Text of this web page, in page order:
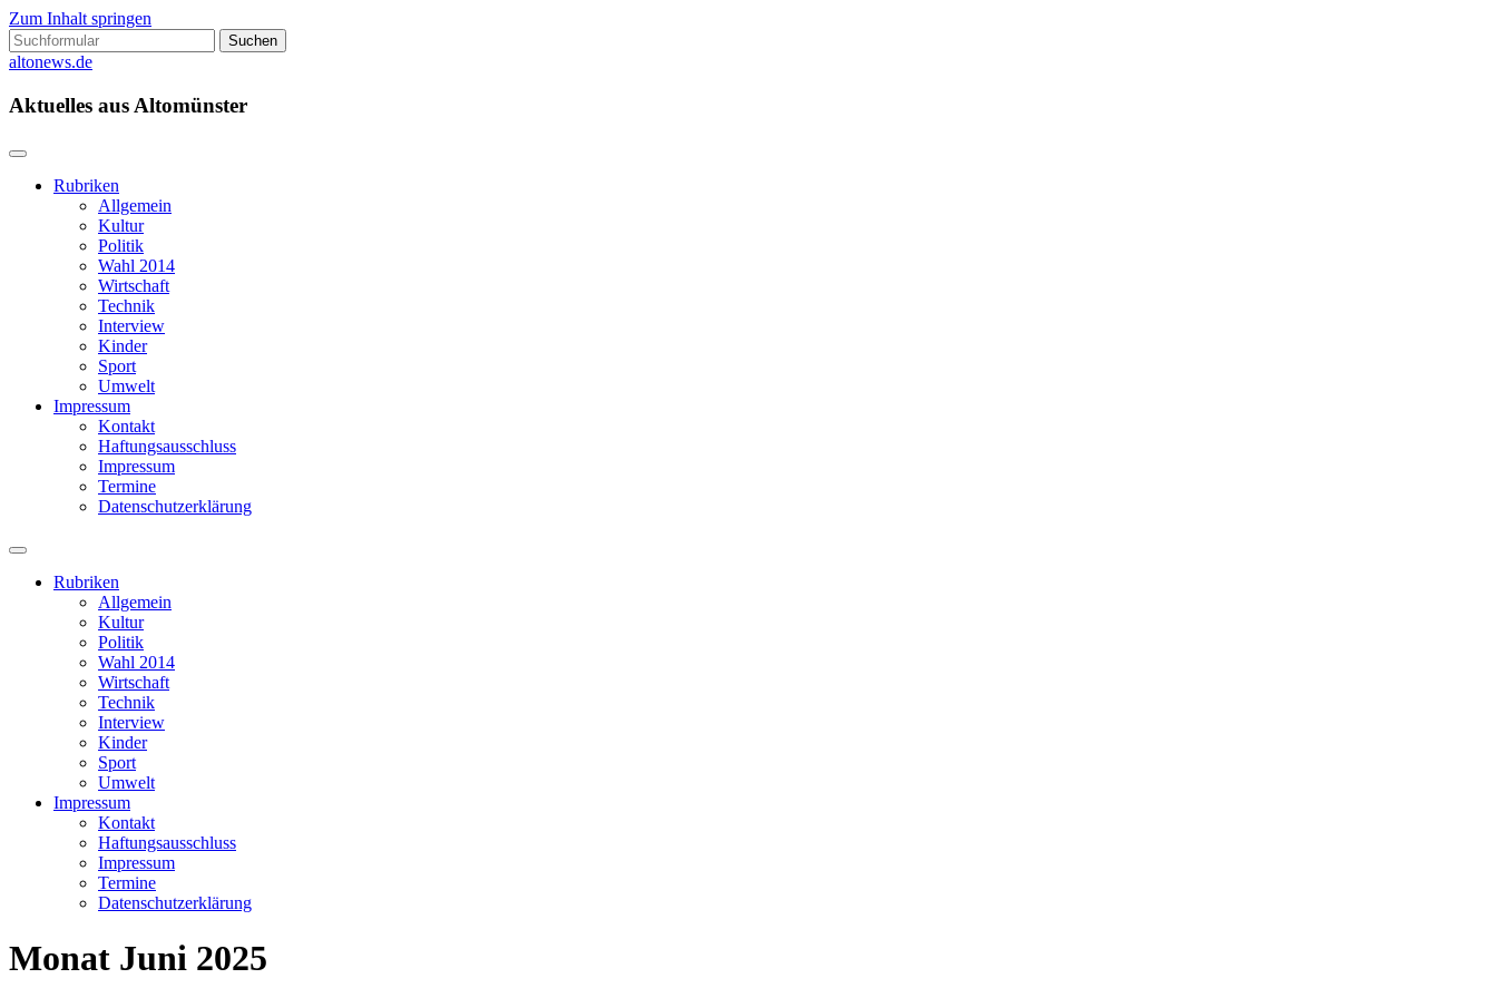
Zum Inhalt springen
Suchen
nach:
altonews.de
Aktuelles aus Altomünster
Rubriken
Allgemein
Kultur
Politik
Wahl 2014
Wirtschaft
Technik
Interview
Kinder
Sport
Umwelt
Impressum
Kontakt
Haftungsausschluss
Impressum
Termine
Datenschutzerklärung
Suchfeld
ein-/ausblenden
Rubriken
Allgemein
Kultur
Politik
Wahl 2014
Wirtschaft
Technik
Interview
Kinder
Sport
Umwelt
Impressum
Kontakt
Haftungsausschluss
Impressum
Termine
Datenschutzerklärung
Monat Juni 2025